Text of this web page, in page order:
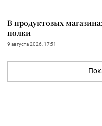
В продуктовых
полки
9 августа 2026, 17:51